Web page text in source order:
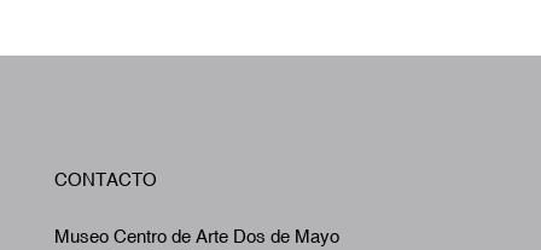
CONTACTO
Museo Centro de Arte Dos de Mayo